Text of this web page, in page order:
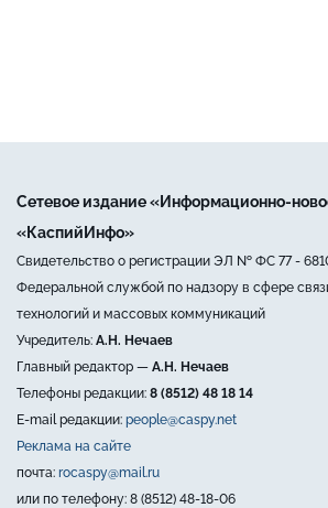
Сетевое издание «Информационно-
«КаспийИнфо»
Свидетельство о регистрации ЭЛ № ФС 77 -
Федеральной службой по надзору в сфере
технологий и массовых коммуникаций
Учредитель: А.Н. Нечаев
Главный редактор — А.Н. Нечаев
Телефоны редакции: 8 (8512) 48 18 14
E-mail редакции: people@caspy.net
Реклама на сайте
почта: rocaspy@mail.ru
или по телефону: 8 (8512) 48-18-06